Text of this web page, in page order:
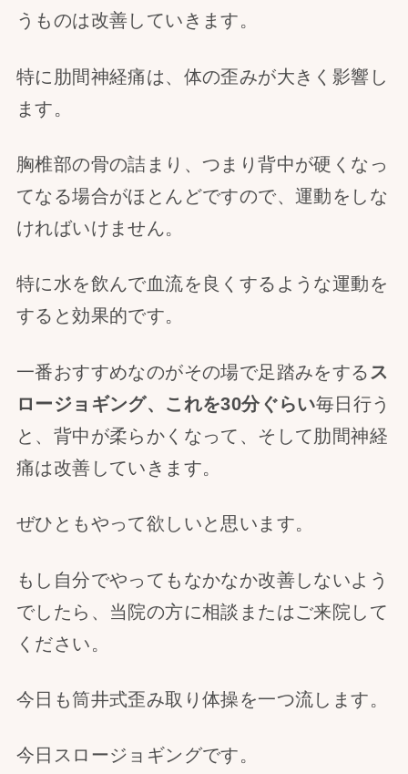
うものは改善していきます。
特に肋間神経痛は、体の歪みが大きく影響し
ます。
胸椎部の骨の詰まり、つまり背中が硬くなっ
てなる場合がほとんどですので、運動をしな
ければいけません。
特に水を飲んで血流を良くするような運動を
すると効果的です。
一番おすすめなのがその場で足踏みをする ス
ロージョギング、これを30分ぐらい毎日行う
と、背中が柔らかくなって、そして肋間神経
痛は改善していきます。
ぜひともやって欲しいと思います。
もし自分でやってもなかなか改善しないよう
でしたら、当院の方に相談またはご来院して
ください。
今日も筒井式歪み取り体操を一つ流します。
今日スロージョギングです。